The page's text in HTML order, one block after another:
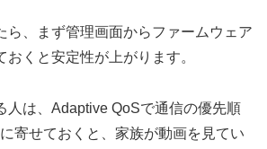
ら、まず管理画面からファームウェア
おくと安定性が上がります。
人は、Adaptive QoSで通信の優先順
寄せておくと、家族が動画を見てい